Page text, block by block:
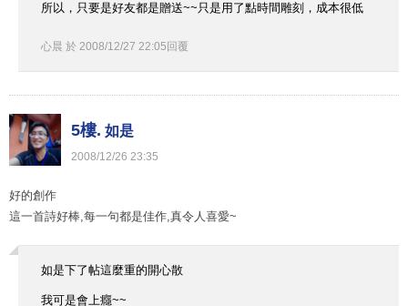
所以，只要是好友都是贈送~~只是用了點時間雕刻，成本很低
心晨 於 2008/12/27 22:05 回覆
5樓. 如是
2008/12/26 23:35
好的創作
這一首詩好棒,每一句都是佳作,真令人喜愛~
如是下了帖這麼重的開心散
我可是會上癮~~